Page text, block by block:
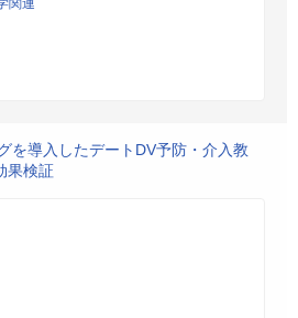
関連
を導入したデートDV予防・介入教
果検証